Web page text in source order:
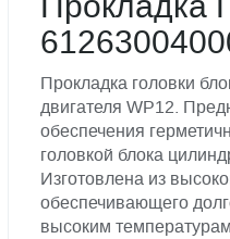
Прокладка головки
двигателя WP12.
обеспечения
головкой блока
Изготовлена из
обеспечивающего
высоким